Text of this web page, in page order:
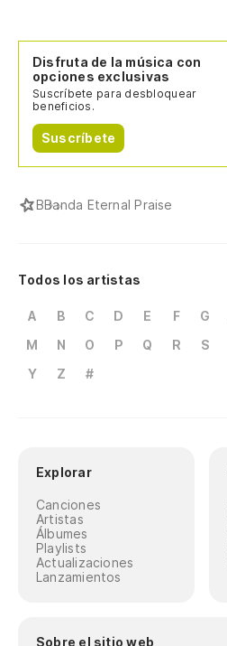
Disfruta de la música con
opciones exclusivas
Suscríbete para desbloquear
beneficios.
Suscríbete
BBanda Eternal Praise
Todos los artistas
A B C D E F G
M
N O P Q R S
Y
Z #
Explorar
Canciones
Artistas
Álbumes
Playlists
Actualizaciones
Lanzamientos
Sobre el sitio web